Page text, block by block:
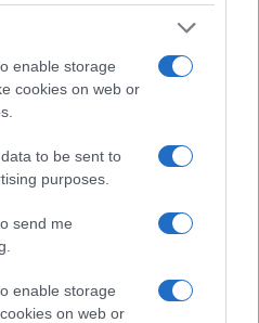
enable storage
cookies on web or
to be sent to
purposes.
send me
enable storage
on web or
Successiva
Roma, alberi e rami
caduti ma nessun
ferito: il video del
Tromba d'aria